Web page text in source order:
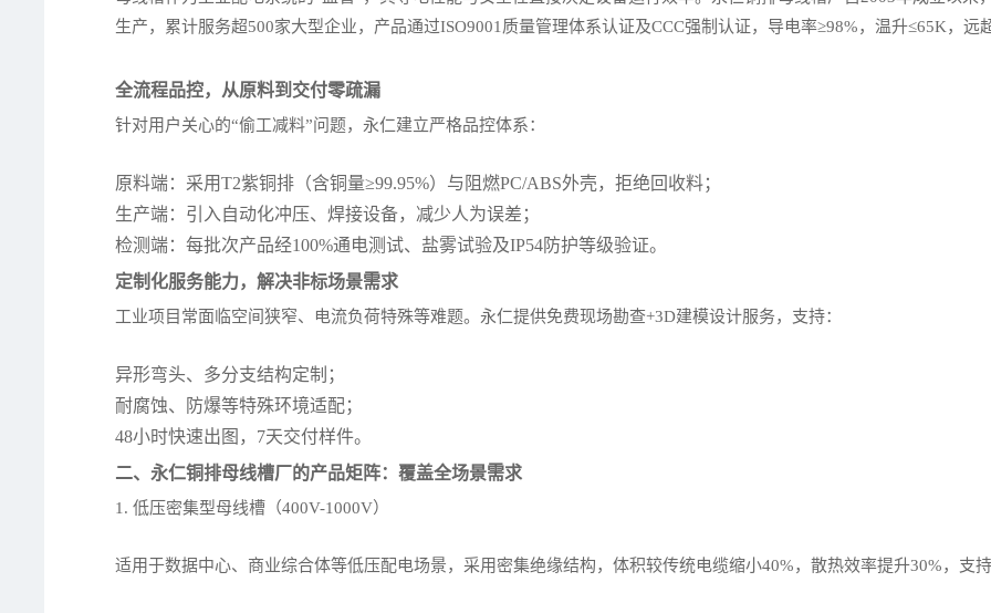
生产，累计服务超500家大型企业，产品通过ISO9001质量管理体系认证及CCC强制认证，导电率≥98%，温升≤65K，远
全流程品控，从原料到交付零疏漏
针对用户关心的“偷工减料”问题，永仁建立严格品控体系：
原料端：采用T2紫铜排（含铜量≥99.95%）与阻燃PC/ABS外壳，拒绝回收料；
生产端：引入自动化冲压、焊接设备，减少人为误差；
检测端：每批次产品经100%通电测试、盐雾试验及IP54防护等级验证。
定制化服务能力，解决非标场景需求
工业项目常面临空间狭窄、电流负荷特殊等难题。永仁提供免费现场勘查+3D建模设计服务，支持：
异形弯头、多分支结构定制；
耐腐蚀、防爆等特殊环境适配；
48小时快速出图，7天交付样件。
二、永仁铜排母线槽厂的产品矩阵：覆盖全场景需求
1. 低压密集型母线槽（400V-1000V）
适用于数据中心、商业综合体等低压配电场景，采用密集绝缘结构，体积较传统电缆缩小40%，散热效率提升30%，支